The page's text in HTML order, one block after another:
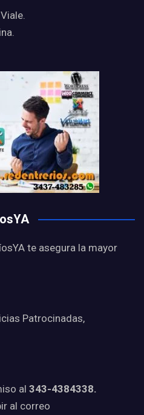
te asegura la mayor
Patrocinadas,
al 343-4384338.
al correo